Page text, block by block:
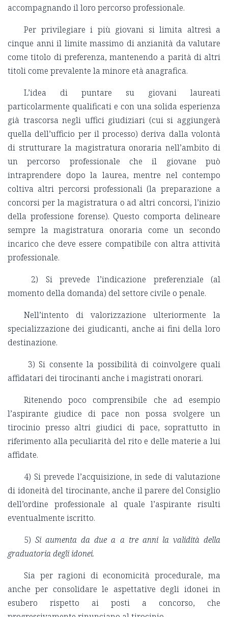
accompagnando il loro percorso professionale.
Per privilegiare i più giovani si limita altresì a
cinque anni il limite massimo di anzianità da valutare
come titolo di preferenza, mantenendo a parità di altri
titoli come prevalente la minore età anagrafica.
L’idea di puntare su giovani laureati
particolarmente qualificati e con una solida esperienza
già trascorsa negli uffici giudiziari (cui si aggiungerà
quella dell’ufficio per il processo) deriva dalla volontà
di strutturare la magistratura onoraria nell’ambito di
un percorso professionale che il giovane può
intraprendere dopo la laurea, mentre nel contempo
coltiva altri percorsi professionali (la preparazione a
concorsi per la magistratura o ad altri concorsi, l’inizio
della professione forense). Questo comporta delineare
sempre la magistratura onoraria come un secondo
incarico che deve essere compatibile con altra attività
professionale.
2) Si prevede l’indicazione preferenziale (al
momento della domanda) del settore civile o penale.
Nell’intento di valorizzazione ulteriormente la
specializzazione dei giudicanti, anche ai fini della loro
destinazione.
3) Si consente la possibilità di coinvolgere quali
affidatari dei tirocinanti anche i magistrati onorari.
Ritenendo poco comprensibile che ad esempio
l’aspirante giudice di pace non possa svolgere un
tirocinio presso altri giudici di pace, soprattutto in
riferimento alla peculiarità del rito e delle materie a lui
affidate.
4) Si prevede l’acquisizione, in sede di valutazione
di idoneità del tirocinante, anche il parere del Consiglio
dell’ordine professionale al quale l’aspirante risulti
eventualmente iscritto.
5)Si aumenta da due a a tre anni la validità della
graduatoria degli idonei.
Sia per ragioni di economicità procedurale, ma
anche per consolidare le aspettative degli idonei in
esubero rispetto ai posti a concorso, che